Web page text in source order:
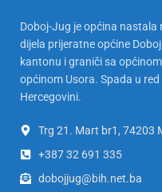
Doboj-Jug je općina
dijela prijeratne općine
kantonu i graniči sa
općinom Usora. Spada u
Hercegovini.
Trg 21. Mart br1, 74203
+387 32 691 335
dobojjug@bih.net.ba